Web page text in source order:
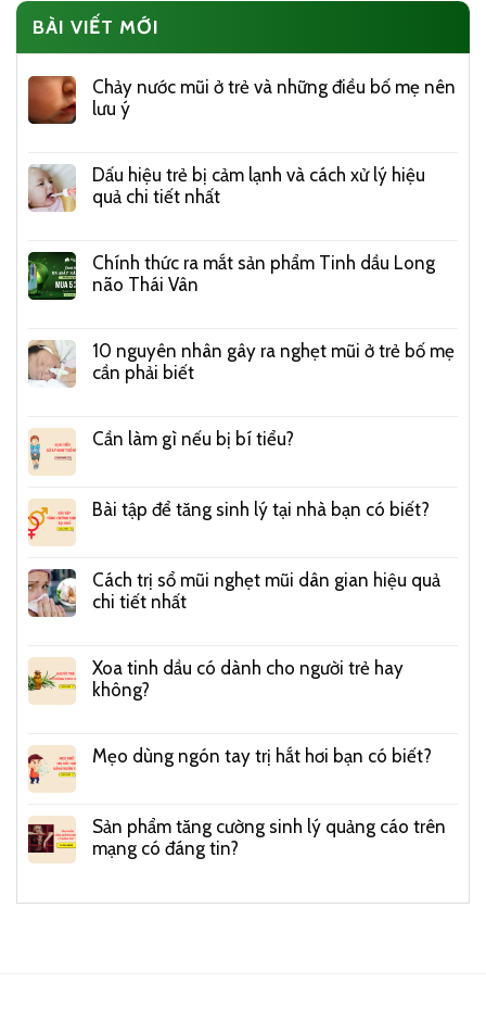
BÀI VIẾT MỚI
Chảy nước mũi ở trẻ và những điều bố mẹ nên
lưu ý
Dấu hiệu trẻ bị cảm lạnh và cách xử lý hiệu
quả chi tiết nhất
Chính thức ra mắt sản phẩm Tinh dầu Long
não Thái Vân
10 nguyên nhân gây ra nghẹt mũi ở trẻ bố mẹ
cần phải biết
Cần làm gì nếu bị bí tiểu?
Bài tập để tăng sinh lý tại nhà bạn có biết?
Cách trị sổ mũi nghẹt mũi dân gian hiệu quả
chi tiết nhất
Xoa tinh dầu có dành cho người trẻ hay
không?
Mẹo dùng ngón tay trị hắt hơi bạn có biết?
Sản phẩm tăng cường sinh lý quảng cáo trên
mạng có đáng tin?